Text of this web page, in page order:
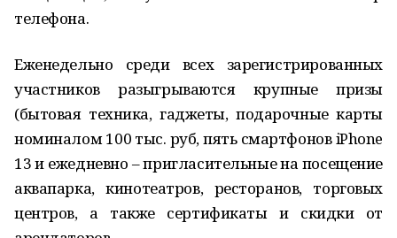
телефона.
Еженедельно среди всех зарегистрированных
участников разыгрываются крупные призы
(бытовая техника, гаджеты, подарочные карты
номиналом 100 тыс. руб, пять смартфонов iPhone
13 и ежедневно – пригласительные на посещение
аквапарка, кинотеатров, ресторанов, торговых
центров, а также сертификаты и скидки от